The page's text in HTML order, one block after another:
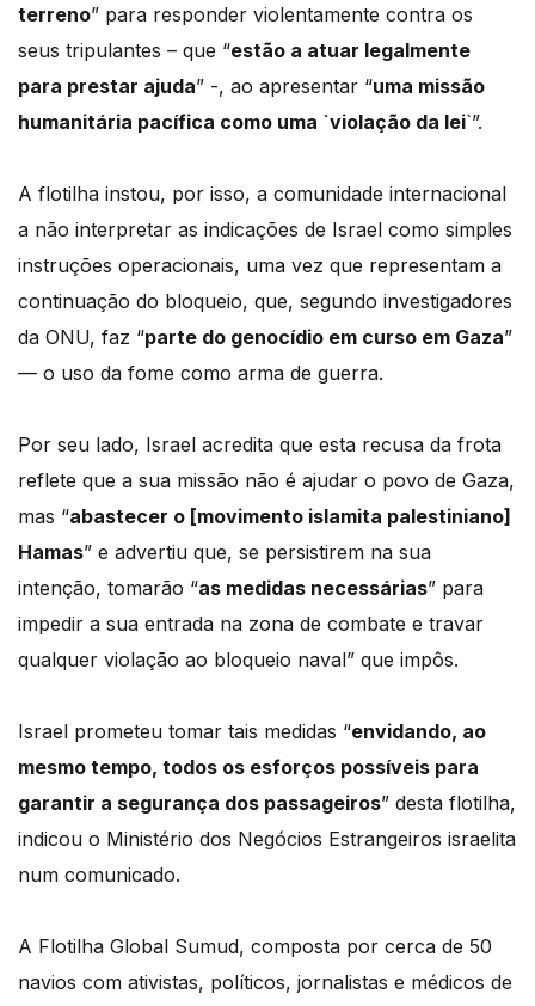
terreno” para responder violentamente contra os
seus tripulantes – que “estão a atuar legalmente
para prestar ajuda” -, ao apresentar “uma missão
humanitária pacífica como uma `violação da lei`”.
A flotilha instou, por isso, a comunidade internacional
a não interpretar as indicações de Israel como simples
instruções operacionais, uma vez que representam a
continuação do bloqueio, que, segundo investigadores
da ONU, faz “parte do genocídio em curso em Gaza”
— o uso da fome como arma de guerra.
Por seu lado, Israel acredita que esta recusa da frota
reflete que a sua missão não é ajudar o povo de Gaza,
mas “abastecer o [movimento islamita palestiniano]
Hamas” e advertiu que, se persistirem na sua
intenção, tomarão “as medidas necessárias” para
impedir a sua entrada na zona de combate e travar
qualquer violação ao bloqueio naval” que impôs.
Israel prometeu tomar tais medidas “envidando, ao
mesmo tempo, todos os esforços possíveis para
garantir a segurança dos passageiros” desta flotilha,
indicou o Ministério dos Negócios Estrangeiros israelita
num comunicado.
A Flotilha Global Sumud, composta por cerca de 50
navios com ativistas, políticos, jornalistas e médicos de